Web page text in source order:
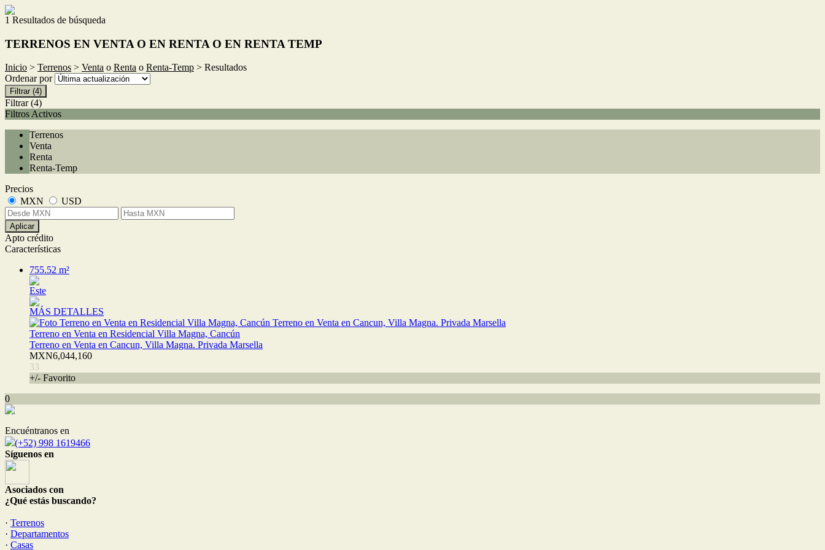
1 Resultados de búsqueda
TERRENOS EN VENTA O EN RENTA O EN RENTA TEMP
Inicio > Terrenos > Venta o Renta o Renta-Temp > Resultados
Ordenar por
Filtrar (4)
Filtrar (4)
Filtros Activos
Terrenos
Venta
Renta
Renta-Temp
Precios
MXN
USD
Aplicar
Apto crédito
Características
755.52 m²
Este
MÁS DETALLES
Terreno en Venta en Residencial Villa Magna, Cancún
Terreno en Venta en Cancun, Villa Magna. Privada Marsella
MXN6,044,160
33
+/- Favorito
0
Encuéntranos en
(+52) 998 1619466
Síguenos en
Asociados con
¿Qué estás buscando?
· Terrenos
· Departamentos
· Casas